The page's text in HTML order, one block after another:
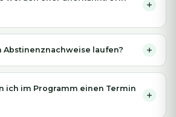
Abstinenznachweise laufen?
ich im Programm einen Termin